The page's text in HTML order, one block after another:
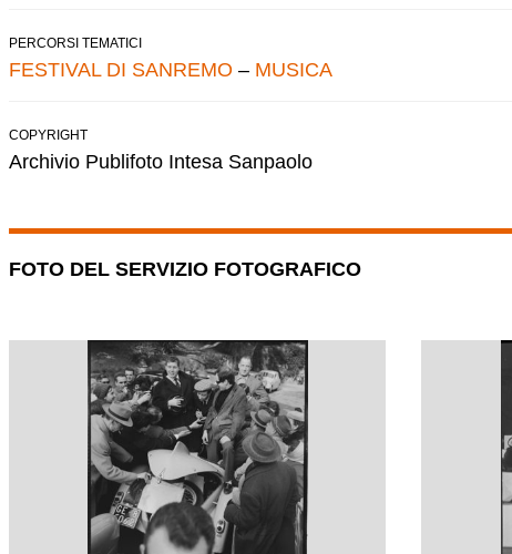
PERCORSI TEMATICI
FESTIVAL DI SANREMO – MUSICA
COPYRIGHT
Archivio Publifoto Intesa Sanpaolo
FOTO DEL SERVIZIO FOTOGRAFICO